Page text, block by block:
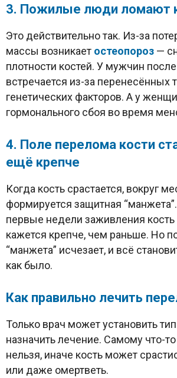
3. Пожилые люди ломают
Это действительно так. Из-за
массы возникает остеопороз —
плотности костей. У мужчин
встречается из-за перенесённых
генетических факторов. А у
гормонального сбоя во время
4. Поле перелома кости
ещё крепче
Когда кость срастается, вокруг
формируется защитная
первые недели заживления кость
кажется крепче, чем раньше. Но
“манжета” исчезает, и всё
как было.
Как правильно лечить
Только врач может установить
назначить лечение. Самому что-
нельзя, иначе кость может
или даже омертветь.